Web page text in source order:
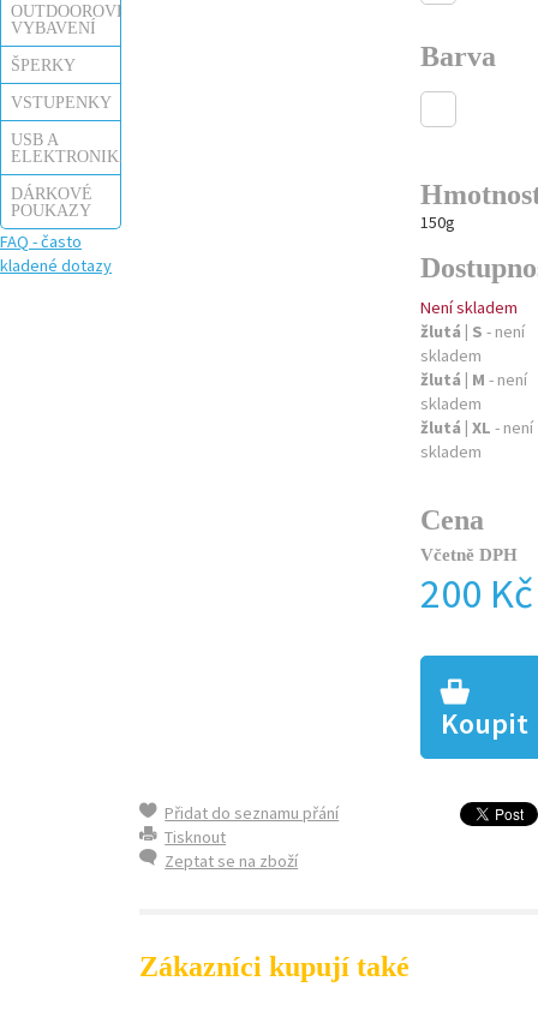
OUTDOOROVÉ
VYBAVENÍ
ŠPERKY
VSTUPENKY
USB A
ELEKTRONIKA
DÁRKOVÉ
POUKAZY
FAQ - často
kladené dotazy
Barva
150g
Není skladem
žlutá | S - není
skladem
žlutá | M - není
skladem
žlutá | XL - není
skladem
Cena
Včetně DPH
200 Kč
Koupit
Přidat do seznamu přání
Tisknout
Zeptat se na zboží
Zákazníci kupují také